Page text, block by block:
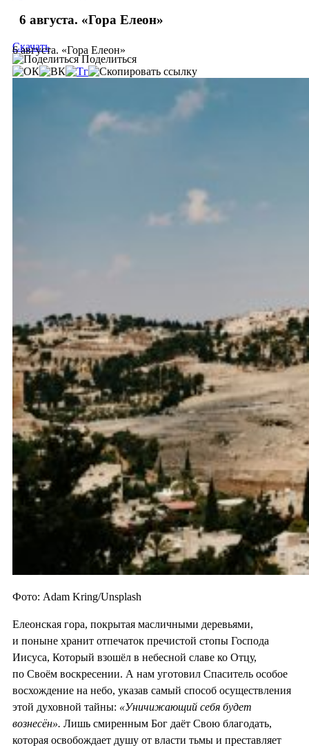
6 августа. «Гора Елеон»
6 августа. «Гора Елеон»
Скачать
Поделиться
Фото: Adam Kring/Unsplash
Елеонская гора, покрытая масличными деревьями,
и поныне хранит отпечаток пречистой стопы Господа
Иисуса, Который взошёл в небесной славе ко Отцу,
по Своём воскресении. А нам уготовил Спаситель особое
восхождение на небо, указав самый способ осуществления
этой духовной тайны: «Уничижающий себя будет
вознесён». Лишь смиренным Бог даёт Свою благодать,
которая освобождает душу от власти тьмы и преставляет